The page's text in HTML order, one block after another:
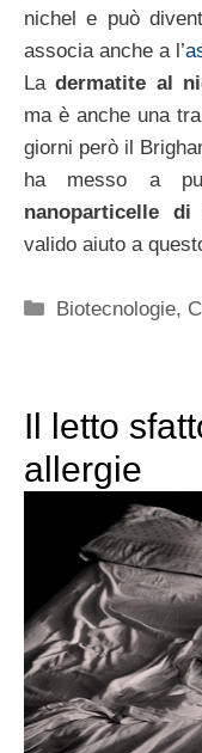
nichel e può
associa anche a l’
Ladermatite al
ma è anche una
giorni però il
ha messo a
nanoparticelle di
valido aiuto a
Categorie
Biotecnologie,
Il letto
allergie